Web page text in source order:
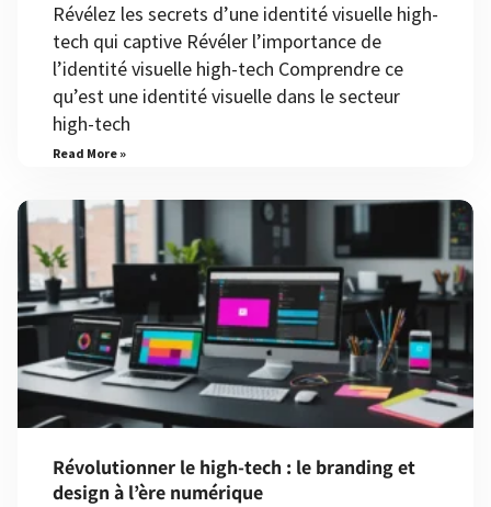
Révélez les secrets d’une identité visuelle high-
tech qui captive Révéler l’importance de
l’identité visuelle high-tech Comprendre ce
qu’est une identité visuelle dans le secteur
high-tech
Read More »
Révolutionner le high-tech : le branding et
design à l’ère numérique